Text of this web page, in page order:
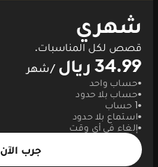
شهري
قصص لكل المناسبات.
34.99 ريال /شهر
حساب واحد
حساب بلا حدود
1 حساب
استماع بلا حدود
إلغاء في أي وقت
جرب الآن